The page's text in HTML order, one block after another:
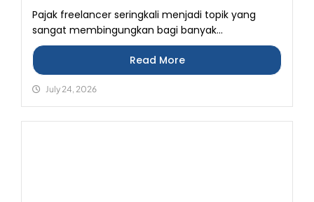
Pajak freelancer seringkali menjadi topik yang
sangat membingungkan bagi banyak...
Read More
July 24, 2026